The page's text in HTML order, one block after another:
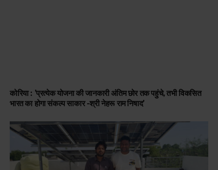
कोरिया : ’प्रत्येक योजना की जानकारी अंतिम छोर तक पहुंचे, तभी विकसित
भारत का होगा संकल्प साकार -श्री नेहरू राम निषाद’